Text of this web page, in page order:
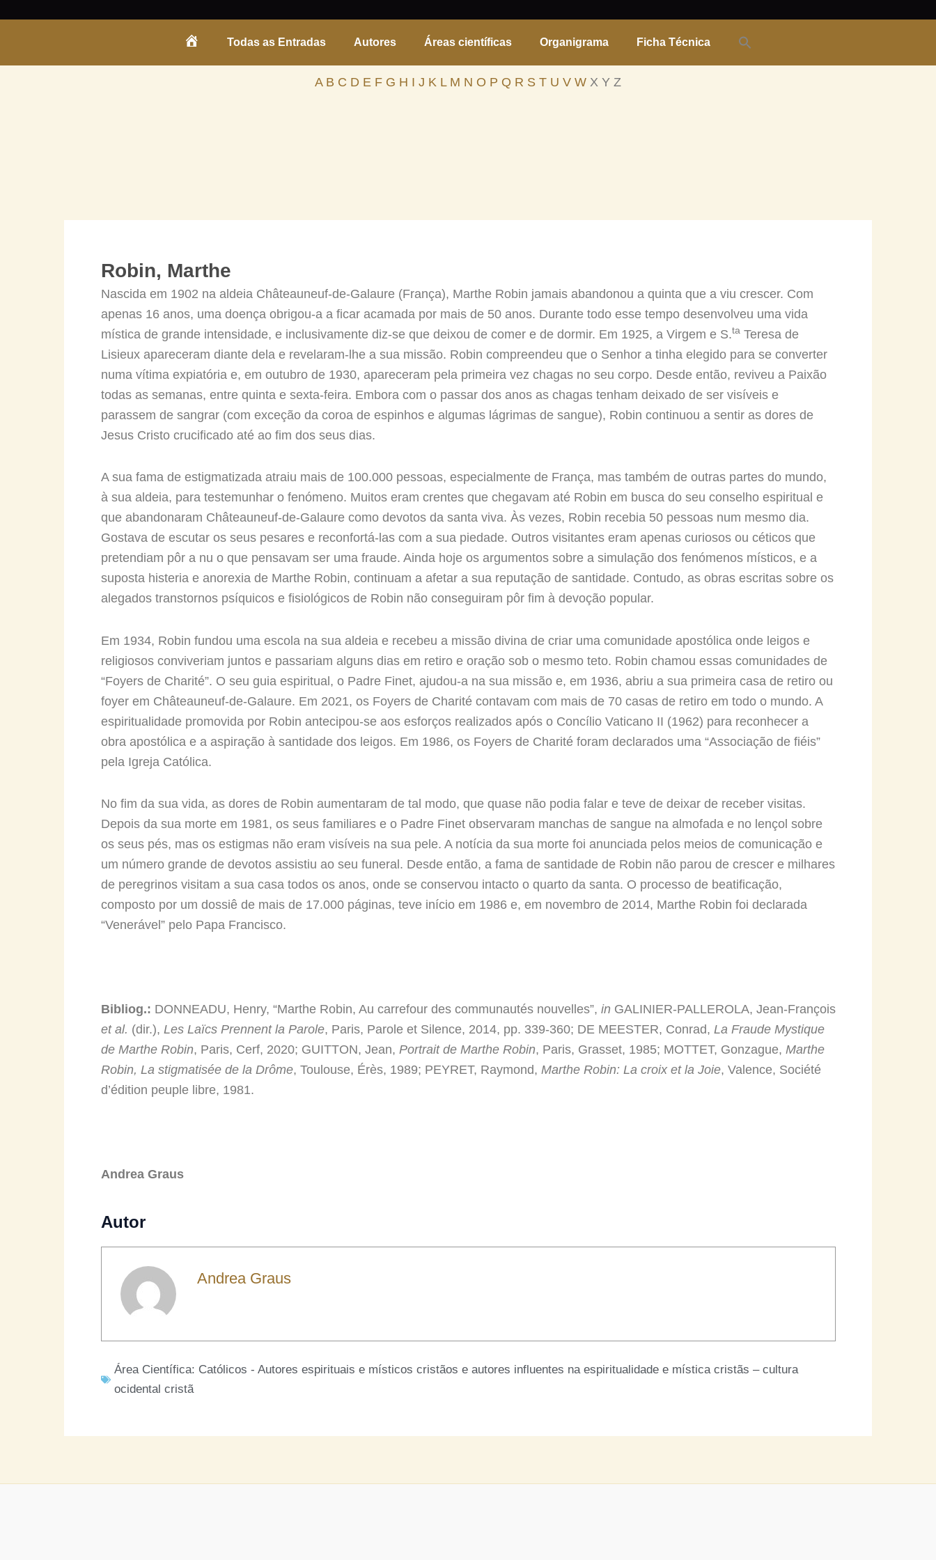
ENTRADATodas as Entradas Autores Áreas científicas Organigrama Ficha Técnica
A B C D E F G H I J K L M N O P Q R S T U V W X Y Z
Robin, Marthe
Nascida em 1902 na aldeia Châteauneuf-de-Galaure (França), Marthe Robin jamais abandonou a quinta que a viu crescer. Com
apenas 16 anos, uma doença obrigou-a a ficar acamada por mais de 50 anos. Durante todo esse tempo desenvolveu uma vida
mística de grande intensidade, e inclusivamente diz-se que deixou de comer e de dormir. Em 1925, a Virgem e S.taTeresa de
Lisieux apareceram diante dela e revelaram-lhe a sua missão. Robin compreendeu que o Senhor a tinha elegido para se converter
numa vítima expiatória e, em outubro de 1930, apareceram pela primeira vez chagas no seu corpo. Desde então, reviveu a Paixão
todas as semanas, entre quinta e sexta-feira. Embora com o passar dos anos as chagas tenham deixado de ser visíveis e
parassem de sangrar (com exceção da coroa de espinhos e algumas lágrimas de sangue), Robin continuou a sentir as dores de
Jesus Cristo crucificado até ao fim dos seus dias.
A sua fama de estigmatizada atraiu mais de 100.000 pessoas, especialmente de França, mas também de outras partes do mundo,
à sua aldeia, para testemunhar o fenómeno. Muitos eram crentes que chegavam até Robin em busca do seu conselho espiritual e
que abandonaram Châteauneuf-de-Galaure como devotos da santa viva. Às vezes, Robin recebia 50 pessoas num mesmo dia.
Gostava de escutar os seus pesares e reconfortá-las com a sua piedade. Outros visitantes eram apenas curiosos ou céticos que
pretendiam pôr a nu o que pensavam ser uma fraude. Ainda hoje os argumentos sobre a simulação dos fenómenos místicos, e a
suposta histeria e anorexia de Marthe Robin, continuam a afetar a sua reputação de santidade. Contudo, as obras escritas sobre os
alegados transtornos psíquicos e fisiológicos de Robin não conseguiram pôr fim à devoção popular.
Em 1934, Robin fundou uma escola na sua aldeia e recebeu a missão divina de criar uma comunidade apostólica onde leigos e
religiosos conviveriam juntos e passariam alguns dias em retiro e oração sob o mesmo teto. Robin chamou essas comunidades de
“Foyers de Charité”. O seu guia espiritual, o Padre Finet, ajudou-a na sua missão e, em 1936, abriu a sua primeira casa de retiro ou
foyer em Châteauneuf-de-Galaure. Em 2021, os Foyers de Charité contavam com mais de 70 casas de retiro em todo o mundo. A
espiritualidade promovida por Robin antecipou-se aos esforços realizados após o Concílio Vaticano II (1962) para reconhecer a
obra apostólica e a aspiração à santidade dos leigos. Em 1986, os Foyers de Charité foram declarados uma “Associação de fiéis”
pela Igreja Católica.
No fim da sua vida, as dores de Robin aumentaram de tal modo, que quase não podia falar e teve de deixar de receber visitas.
Depois da sua morte em 1981, os seus familiares e o Padre Finet observaram manchas de sangue na almofada e no lençol sobre
os seus pés, mas os estigmas não eram visíveis na sua pele. A notícia da sua morte foi anunciada pelos meios de comunicação e
um número grande de devotos assistiu ao seu funeral. Desde então, a fama de santidade de Robin não parou de crescer e milhares
de peregrinos visitam a sua casa todos os anos, onde se conservou intacto o quarto da santa. O processo de beatificação,
composto por um dossiê de mais de 17.000 páginas, teve início em 1986 e, em novembro de 2014, Marthe Robin foi declarada
“Venerável” pelo Papa Francisco.
Bibliog.: DONNEADU, Henry, “Marthe Robin, Au carrefour des communautés nouvelles”, in GALINIER-PALLEROLA, Jean-François
et al. (dir.), Les Laïcs Prennent la Parole, Paris, Parole et Silence, 2014, pp. 339-360; DE MEESTER, Conrad, La Fraude Mystique
de Marthe Robin, Paris, Cerf, 2020; GUITTON, Jean, Portrait de Marthe Robin, Paris, Grasset, 1985; MOTTET, Gonzague, Marthe
Robin, La stigmatisée de la Drôme, Toulouse, Érès, 1989; PEYRET, Raymond, Marthe Robin: La croix et la Joie, Valence, Société
d’édition peuple libre, 1981.
Andrea Graus
Autor
Andrea Graus
Área Científica: Católicos - Autores espirituais e místicos cristãos e autores influentes na espiritualidade e mística cristãs – cultura
ocidental cristã